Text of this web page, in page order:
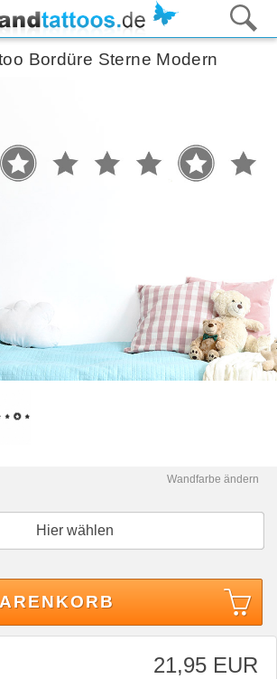
Bordüre Sterne Modern
Wandfarbe ändern
Hier wählen
21,95 EUR